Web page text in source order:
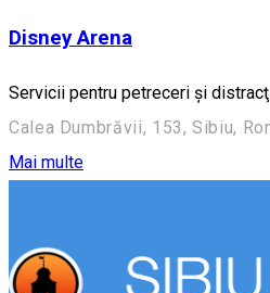
Disney Arena
Servicii pentru petreceri şi
Calea Dumbrăvii, 153, Sibiu,
Mai multe